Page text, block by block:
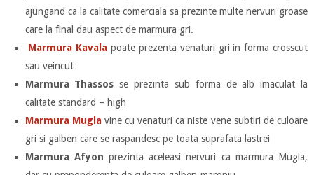
ajungand ca la calitate comerciala sa prezinte multe nervuri groase
care la final dau aspect de marmura gri.
Marmura Kavala poate prezenta venaturi gri in forma crosscut
sau veincut
Marmura Thassos se prezinta sub forma de alb imaculat la
calitate standard – high
Marmura Mugla vine cu venaturi ca niste vene subtiri de culoare
gri si galben care se raspandesc pe toata suprafata lastrei
Marmura Afyon prezinta aceleasi nervuri ca marmura Mugla,